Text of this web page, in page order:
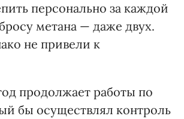
персонально за каждой
метана — даже двух.
не привели к
продолжает работы по
бы осуществлял контроль